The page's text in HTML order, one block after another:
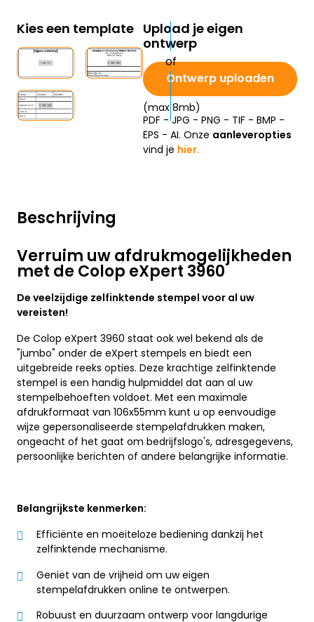
Beschrijving
Verruim uw afdrukmogelijkheden
met de Colop eXpert 3960
De veelzijdige zelfinktende stempel voor al uw
vereisten!
De Colop eXpert 3960 staat ook wel bekend als de
"jumbo" onder de eXpert stempels en biedt een
uitgebreide reeks opties. Deze krachtige zelfinktende
stempel is een handig hulpmiddel dat aan al uw
stempelbehoeften voldoet. Met een maximale
afdrukformaat van 106x55mm kunt u op eenvoudige
wijze gepersonaliseerde stempelafdrukken maken,
ongeacht of het gaat om bedrijfslogo's, adresgegevens,
persoonlijke berichten of andere belangrijke informatie.
Belangrijkste kenmerken:
Efficiënte en moeiteloze bediening dankzij het
zelfinktende mechanisme.
Geniet van de vrijheid om uw eigen
stempelafdrukken online te ontwerpen.
Robuust en duurzaam ontwerp voor langdurige
Kies een template Upload je eigen
ontwerp
Ontwerp uploaden
(max 8mb)
PDF - JPG - PNG - TIF - BMP -
EPS - AI. Onze aanleveropties
vind je hier.